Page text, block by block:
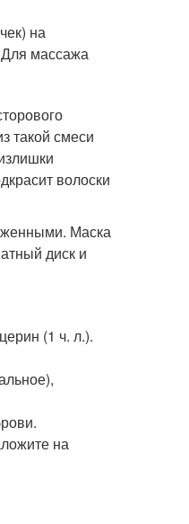
на
массажа
такой смеси
волоски
Маска
диск и
(1 ч. л.).
на